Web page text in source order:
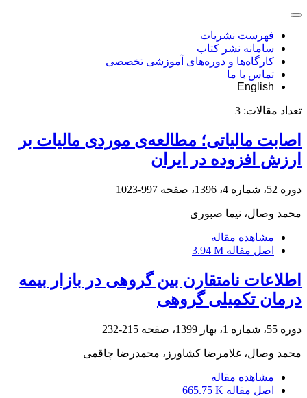
فهرست نشریات
سامانه نشر کتاب
کارگاه‌ها و دوره‌های آموزشی تخصصی
تماس با ما
English
تعداد مقالات: 3
اصابت مالیاتی؛ مطالعه‌ی موردی مالیات بر
ارزش افزوده در ایران
دوره 52، شماره 4، 1396، صفحه 997-1023
محمد وصال، نیما صبوری
مشاهده مقاله
اصل مقاله 3.94 M
اطلاعات نامتقارن بین گروهی در بازار بیمه
درمان تکمیلی گروهی
دوره 55، شماره 1، بهار 1399، صفحه 215-232
محمد وصال، غلامرضا کشاورز، محمدرضا چاقمی
مشاهده مقاله
اصل مقاله 665.75 K